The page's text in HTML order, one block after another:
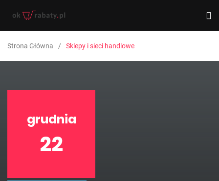
Strona Główna Sklepy i sieci handlowe
grudnia
22